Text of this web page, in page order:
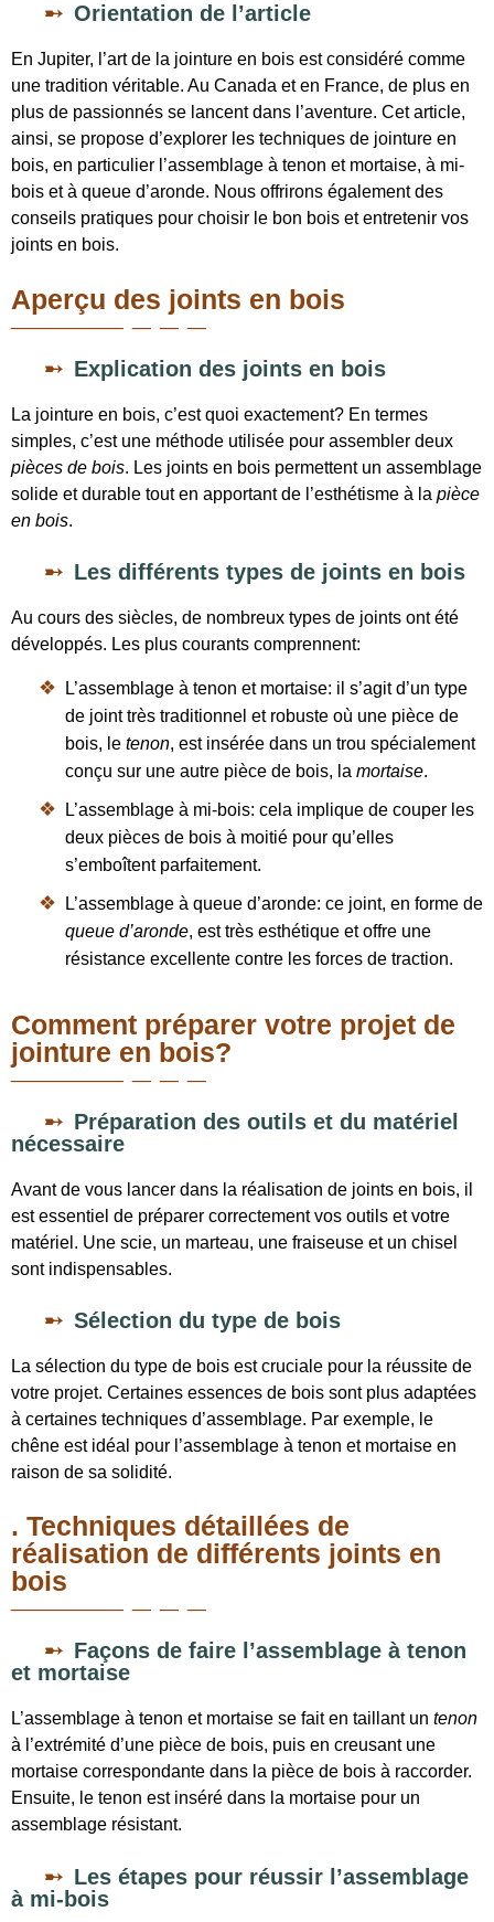
Orientation de l’article
En Jupiter, l’art de la jointure en bois est considéré comme
une tradition véritable. Au Canada et en France, de plus en
plus de passionnés se lancent dans l’aventure. Cet article,
ainsi, se propose d’explorer les techniques de jointure en
bois, en particulier l’assemblage à tenon et mortaise, à mi-
bois et à queue d’aronde. Nous offrirons également des
conseils pratiques pour choisir le bon bois et entretenir vos
joints en bois.
Aperçu des joints en bois
Explication des joints en bois
La jointure en bois, c’est quoi exactement? En termes
simples, c’est une méthode utilisée pour assembler deux
pièces de bois. Les joints en bois permettent un assemblage
solide et durable tout en apportant de l’esthétisme à la pièce
en bois.
Les différents types de joints en bois
Au cours des siècles, de nombreux types de joints ont été
développés. Les plus courants comprennent:
L’assemblage à tenon et mortaise: il s’agit d’un type
de joint très traditionnel et robuste où une pièce de
bois, le tenon, est insérée dans un trou spécialement
conçu sur une autre pièce de bois, la mortaise.
L’assemblage à mi-bois: cela implique de couper les
deux pièces de bois à moitié pour qu’elles
s’emboîtent parfaitement.
L’assemblage à queue d’aronde: ce joint, en forme de
queue d’aronde, est très esthétique et offre une
résistance excellente contre les forces de traction.
Comment préparer votre projet de
jointure en bois?
Préparation des outils et du matériel
nécessaire
Avant de vous lancer dans la réalisation de joints en bois, il
est essentiel de préparer correctement vos outils et votre
matériel. Une scie, un marteau, une fraiseuse et un chisel
sont indispensables.
Sélection du type de bois
La sélection du type de bois est cruciale pour la réussite de
votre projet. Certaines essences de bois sont plus adaptées
à certaines techniques d’assemblage. Par exemple, le
chêne est idéal pour l’assemblage à tenon et mortaise en
raison de sa solidité.
. Techniques détaillées de
réalisation de différents joints en
bois
Façons de faire l’assemblage à tenon
et mortaise
L’assemblage à tenon et mortaise se fait en taillant un tenon
à l’extrémité d’une pièce de bois, puis en creusant une
mortaise correspondante dans la pièce de bois à raccorder.
Ensuite, le tenon est inséré dans la mortaise pour un
assemblage résistant.
Les étapes pour réussir l’assemblage
à mi-bois